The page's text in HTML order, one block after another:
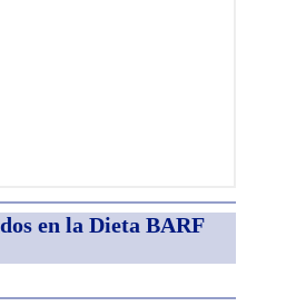
en la Dieta BARF